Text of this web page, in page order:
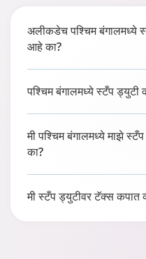
अलीकडेच पश्चिम बंगालमध्ये
आहे का?
पश्चिम बंगालमध्ये स्टँप ड्युटी
मी पश्चिम बंगालमध्ये माझे
का?
मी स्टँप ड्युटीवर टॅक्स